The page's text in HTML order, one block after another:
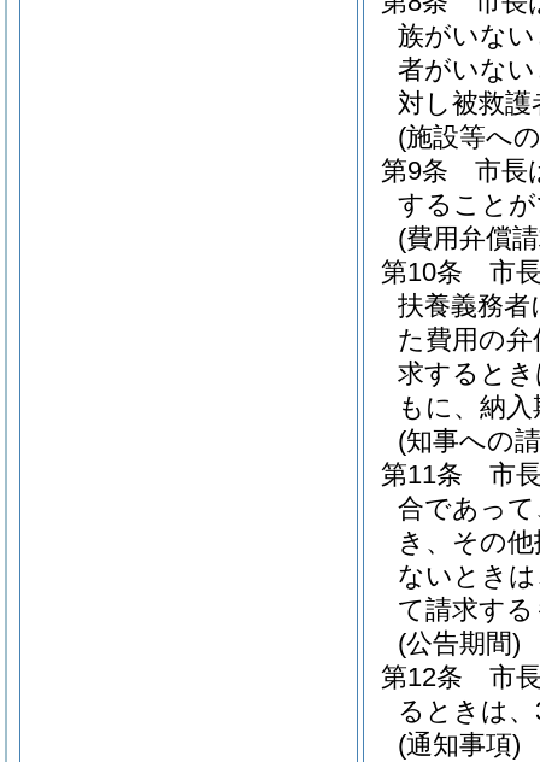
族がいな
者がいな
対し被救
(施設等へ
第9条
市長
すること
(費用弁償
第10条
市
扶養義務
た費用の
求すると
もに、納
(知事への
第11条
市
合であっ
き、その
ないとき
て請求す
(公告期間)
第12条
市
るときは
(通知事項)